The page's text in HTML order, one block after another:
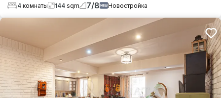
4 комнаты 144 sqm 7/8 Новостройка